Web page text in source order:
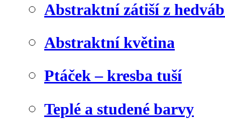
Abstraktní zátiší z
Abstraktní květina
Ptáček – kresba tuší
Teplé a studené barvy